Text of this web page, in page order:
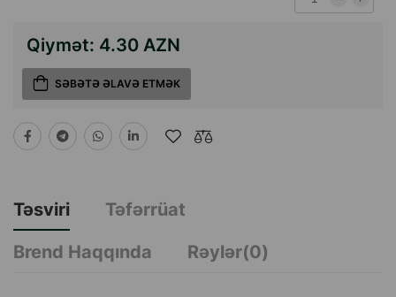
Qiymət: 4.30 AZN
SƏBƏTƏ ƏLAVƏ ETMƏK
Təsviri
Təfərrüat
Brend Haqqında
Rəylər(0)